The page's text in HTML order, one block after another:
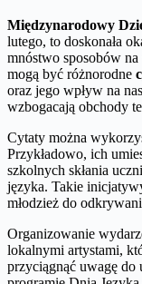
Międzynarodowy
lutego, to doskonała
mnóstwo sposobów
mogą być różnorodne
oraz jego wpływ na
wzbogacają obchody
Cytaty można
Przykładowo, ich
szkolnych skłania
języka. Takie
młodzież do
Organizowanie
lokalnymi artystami,
przyciągnąć uwagę